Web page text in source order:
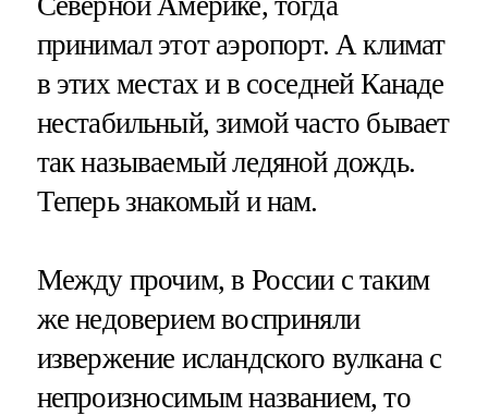
принимал этот аэропорт. А климат
в этих местах и в соседней Канаде
нестабильный, зимой часто бывает
так называемый ледяной дождь.
Теперь знакомый и нам.
Между прочим, в России с таким
же недоверием восприняли
извержение исландского вулкана с
непроизносимым названием, то